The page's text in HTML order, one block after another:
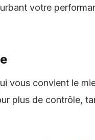
votre
vous convient le
plus de contrôle,